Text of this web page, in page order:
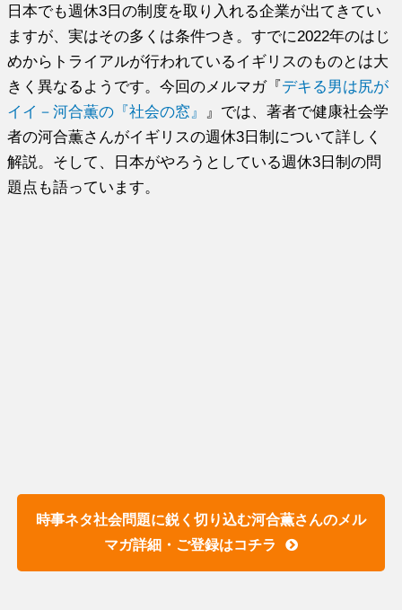
日本でも週休3日の制度を取り入れる企業が出てきてい
ますが、実はその多くは条件つき。すでに2022年のはじ
めからトライアルが行われているイギリスのものとは大
きく異なるようです。今回のメルマガ『デキる男は尻が
イイ－河合薫の『社会の窓』
』では、著者で健康社会学
者の河合薫さんがイギリスの週休3日制について詳しく
解説。そして、日本がやろうとしている週休3日制の問
題点も語っています。
時事ネタ社会問題に鋭く切り込む河合薫さんのメル
マガ詳細・ご登録はコチラ